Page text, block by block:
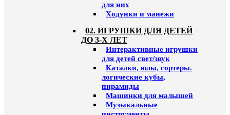
для них
Ходунки и манежи
02. ИГРУШКИ ДЛЯ ДЕТЕЙ
ДО 3-Х ЛЕТ
Интерактивные игрушки
для детей свет/звук
Каталки, юлы, сортеры.
логические кубы,
пирамиды
Машинки для малышей
Музыкальные